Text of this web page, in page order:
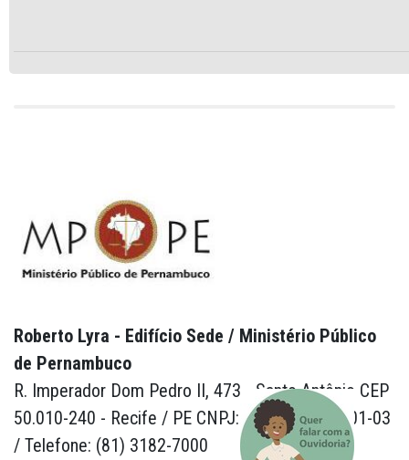
Roberto Lyra - Edifício Sede / Ministério Público
de Pernambuco
R. Imperador Dom Pedro II, 473 - Santo Antônio CEP
50.010-240 - Recife / PE CNPJ: 24.417.065/0001-03
/ Telefone: (81) 3182-7000